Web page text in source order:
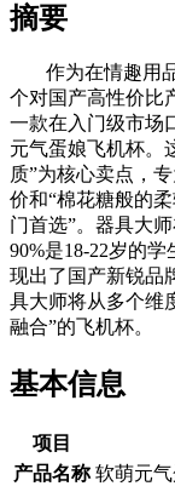
摘要
作为在情趣用
个对国产高性价比
一款在入门级市
元气蛋娘飞机杯。
质”为核心卖点，
价和“棉花糖般的
门首选”。器具大
90%是18-22岁的
现出了国产新锐品
具大师将从多个维
融合”的飞机杯。
基本信息
项目
产品名称 软萌元